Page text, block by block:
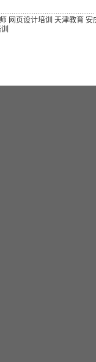
网页设计培训 天津教育 安